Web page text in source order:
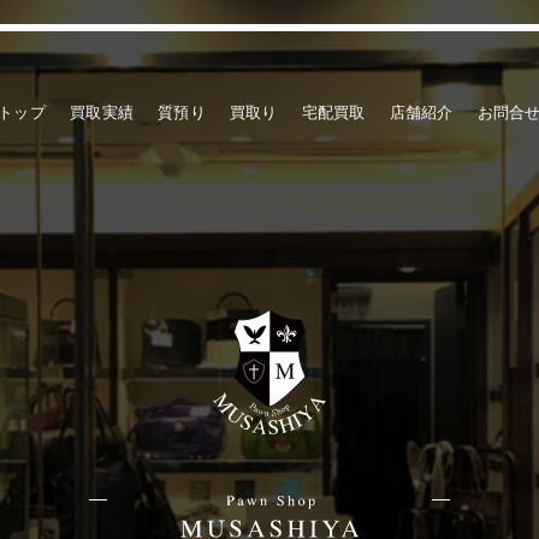
ップ 買取実績 質預り 買取り 宅配買取 店舗紹介 お問合